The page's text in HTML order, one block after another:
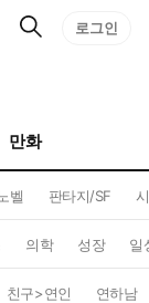
검
로그인
만화
벨 판타지/SF
의학 성장 일
친구>연인 연하남